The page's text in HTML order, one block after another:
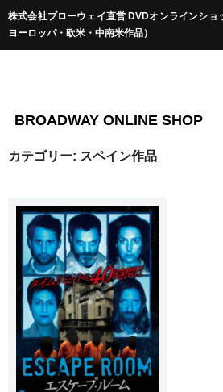
株式会社ブローウェイ直営 DVDオンラインショ
ヨーロッパ・欧米・中南米作品）
BROADWAY ONLINE SHOP
アメリカ（ハリウッド）作品 ▼
巨匠たちのハリウッド・シリーズ
ハリウッド傑作選
ハリウッド西部劇
アメリカ作品 ▼
アメリカ映画
カテゴリー: スペイン作品